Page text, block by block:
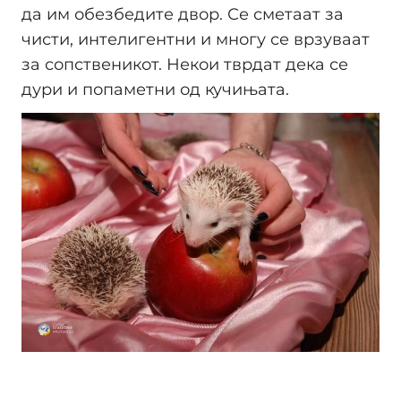
да им обезбедите двор. Се сметаат за
чисти, интелигентни и многу се врзуваат
за сопственикот. Некои тврдат дека се
дури и попаметни од кучињата.